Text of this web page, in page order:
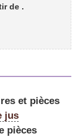
de .
et pièces
jus
pièces